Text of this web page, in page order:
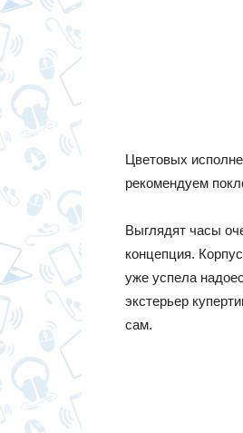
Цветовых
рекомендуем
Выглядят часы
концепция.
уже успела
экстерьер
сам.